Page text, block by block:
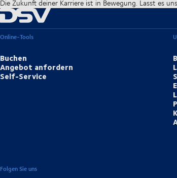
Die Zukunft deiner Karriere ist in Bewegung. Lasst es
Online-Tools
Buchen
Angebot anfordern
Self-Service
Folgen Sie uns